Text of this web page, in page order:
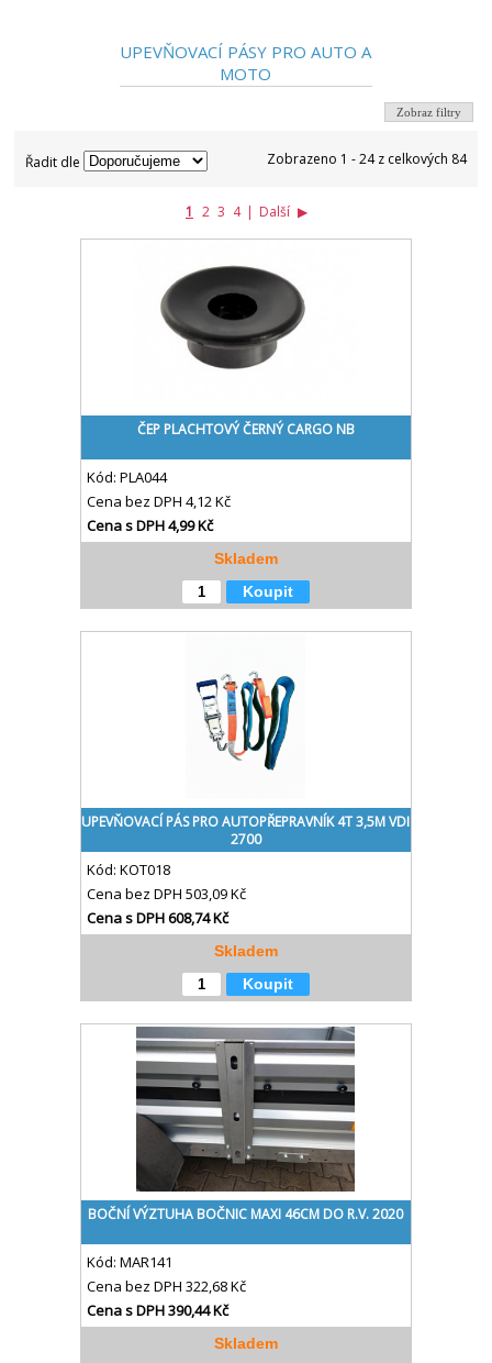
UPEVŇOVACÍ PÁSY PRO AUTO A
MOTO
Zobraz filtry
Řadit dle Zobrazeno 1 - 24 z celkových 84
1 2 3 4 | Další ▶
ČEP PLACHTOVÝ ČERNÝ CARGO NB
Kód: PLA044
Cena bez DPH 4,12 Kč
Cena s DPH4,99 Kč
Skladem
Koupit
UPEVŇOVACÍ PÁS PRO AUTOPŘEPRAVNÍK 4T 3,5M VDI
2700
Kód: KOT018
Cena bez DPH 503,09 Kč
Cena s DPH608,74 Kč
Skladem
Koupit
BOČNÍ VÝZTUHA BOČNIC MAXI 46CM DO R.V. 2020
Kód: MAR141
Cena bez DPH 322,68 Kč
Cena s DPH390,44 Kč
Skladem